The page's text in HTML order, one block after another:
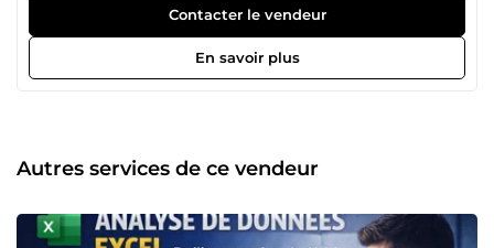
adapté à votre public. 🔹 Message personnalisé selon votre
activité 🔹 Ton simple, professionnel et engageant 🔹 Idéal
pour WhatsApp, Facebook et Messenger 🔹 Livraison
rapide Ce service est destiné aux commerçants,
Contacter le vendeur
En savoir plus
Autres services de ce vendeur